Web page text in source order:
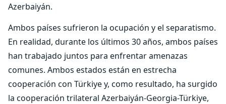
Azerbaiyán.
Ambos países sufrieron la ocupación y el separatismo.
En realidad, durante los últimos 30 años, ambos países
han trabajado juntos para enfrentar amenazas
comunes. Ambos estados están en estrecha
cooperación con Türkiye y, como resultado, ha surgido
la cooperación trilateral Azerbaiyán-Georgia-Türkiye,